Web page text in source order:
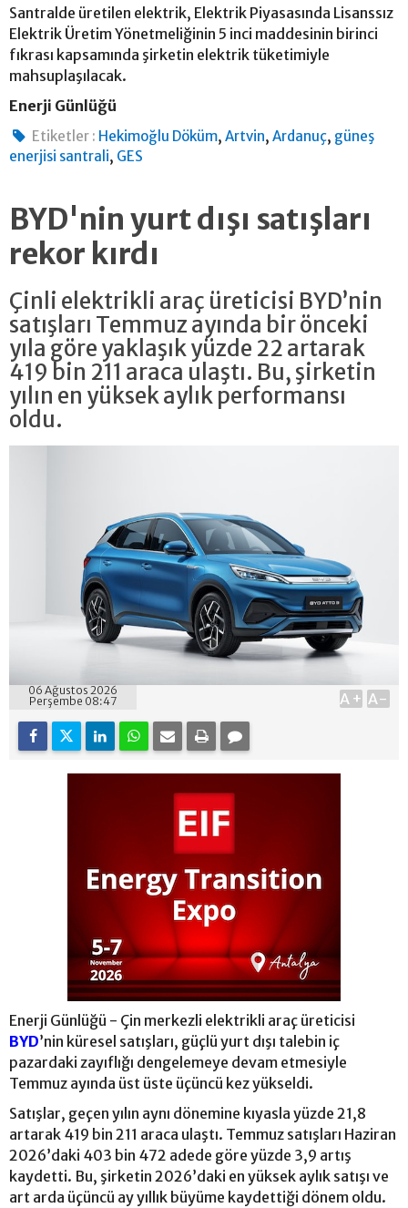
Santralde üretilen elektrik, Elektrik Piyasasında Lisanssız
Elektrik Üretim Yönetmeliğinin 5 inci maddesinin birinci
fıkrası kapsamında şirketin elektrik tüketimiyle
mahsuplaşılacak.
Enerji Günlüğü
Etiketler : Hekimoğlu Döküm,Artvin,Ardanuç, güneş
enerjisi santrali, GES
BYD'nin yurt dışı satışları
rekor kırdı
Çinli elektrikli araç üreticisi BYD’nin
satışları Temmuz ayında bir önceki
yıla göre yaklaşık yüzde 22 artarak
419 bin 211 araca ulaştı. Bu, şirketin
yılın en yüksek aylık performansı
oldu.
06 Ağustos 2026
Perşembe 08:47
A+ A-
Enerji Günlüğü - Çin merkezli elektrikli araç üreticisi
BYD’nin küresel satışları, güçlü yurt dışı talebin iç
pazardaki zayıflığı dengelemeye devam etmesiyle
Temmuz ayında üst üste üçüncü kez yükseldi.
Satışlar, geçen yılın aynı dönemine kıyasla yüzde 21,8
artarak 419 bin 211 araca ulaştı. Temmuz satışları Haziran
2026’daki 403 bin 472 adede göre yüzde 3,9 artış
kaydetti. Bu, şirketin 2026’daki en yüksek aylık satışı ve
art arda üçüncü ay yıllık büyüme kaydettiği dönem oldu.